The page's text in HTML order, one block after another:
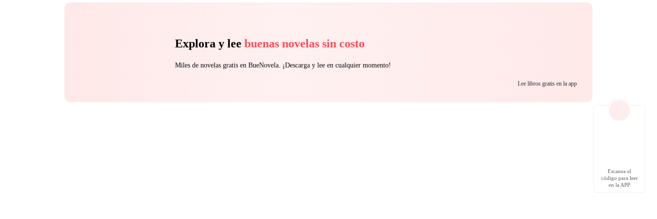
Explora y lee buenas novelas sin costo
Miles de novelas gratis en BueNovela. ¡Descarga y lee en cualquier momento!
Lee libros gratis en la app
Escanea el
código para leer
en la APP